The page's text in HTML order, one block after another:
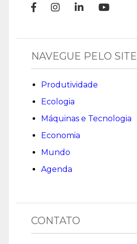
NAVEGUE PELO SITE
Produtividade
Ecologia
Máquinas e Tecnologia
Economia
Mundo
Agenda
CONTATO